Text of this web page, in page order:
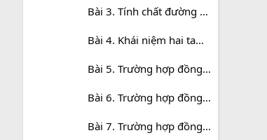
Bài 3. Tính chất đường phân giác của tam giác
Bài 4. Khái niệm hai tam giác đồng dạng
Bài 5. Trường hợp đồng dạng thứ nhất (c.c.c)
Bài 6. Trường hợp đồng dạng thứ hai (c.g.c)
Bài 7. Trường hợp đồng dạng thứ ba (g.g)